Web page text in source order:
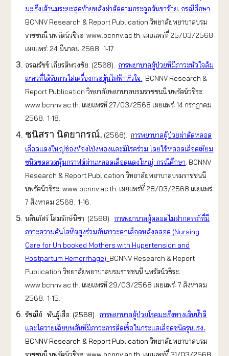
มะเร็งเต้านมระยะสุดท้ายหลังผ่าตัดดามกระดูกต้นขาซ้าย: กรณีศึกษา
BCNNV Research & Report Publication วิทยาลัยพยาบาลบรม
ราชชนนี นพรัตน์วชิระ: www.bcnnv.ac.th. เผยแพร่ที่ 25/03/2568
เผยแพร่: 24 มีนาคม 2568. 1-17.
อรณรัชช์ เกียรติพวงชัย. (2568). การพยาบาลผู้ป่วยที่มีภาวะหัวใจล้ม
เหลวที่ได้รับการใส่เครื่องกระตุ้นไฟฟ้าหัวใจ.
BCNNV Research &
Report Publication วิทยาลัยพยาบาลบรมราชชนนี นพรัตน์วชิระ:
www.bcnnv.ac.th. เผยแพร่ที่ 27/03/2568 เผยแพร่: 14 กรกฎาคม
2568. 1-18.
ชนิสรา นิตยากรณ์. (2568). การพยาบาลผู้ป่วยผ่าตัดหลอด
เลือดแดงใหญ่ช่องท้องโป่งพองและมีโรคร่วม โดยใช้หลอดเลือดเทียม
ชนิดขดลวดหุ้มกราฟต์ผ่านหลอดเลือดแดงใหญ่: กรณีศึกษา . BCNNV
Research & Report Publication วิทยาลัยพยาบาลบรมราชชนนี
นพรัตน์วชิระ: www.bcnnv.ac.th. เผยแพร่ที่ 28/03/2568 เผยแพร่:
7 สิงหาคม 2568. 1-16.
นลินภัสร์ โสมรักษ์นิชา. (2568). การพยาบาลผู้คลอดไม่ฝากครรภ์ที่มี
ภาวะความดันโลหิตสูงร่วมกับภาวะตกเลือดหลังคลอด (Nursing
Care for Un booked Mothers with Hypertension and
Postpartum Hemorrhage) BCNNV Research & Report
Publication วิทยาลัยพยาบาลบรมราชชนนี นพรัตน์วชิระ:
www.bcnnv.ac.th. เผยแพร่ที่ 29/03/2568 เผยแพร่: 7 สิงหาคม
2568. 1-15.
รัชณีย์ พันธุ์เสือ. (2568). การพยาบาลผู้ป่วยโรคมะเร็งทางเดินน้ำดี
และไตวายเฉียบพลันที่มีภาวะการติดเชื้อในกระแสเลือดชนิดรุนแรง.
BCNNV Research & Report Publication วิทยาลัยพยาบาลบรม